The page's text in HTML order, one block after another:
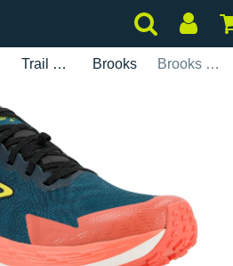
Trail Running Brooks Brooks Catamount 4